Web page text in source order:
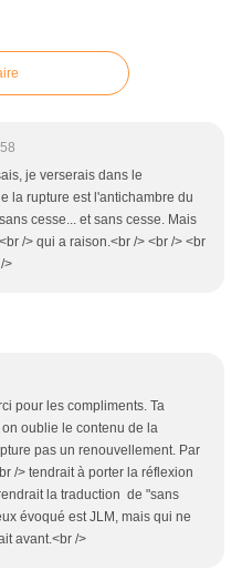
je verserais dans le
la rupture est l'antichambre du
cesse... et sans cesse. Mais
/> qui a raison.<br /> <br /> <br
>
pour les compliments. Ta
oublie le contenu de la
pas un renouvellement. Par
/> tendrait à porter la réflexion
la traduction de "sans
évoqué est JLM, mais qui ne
avant.<br />